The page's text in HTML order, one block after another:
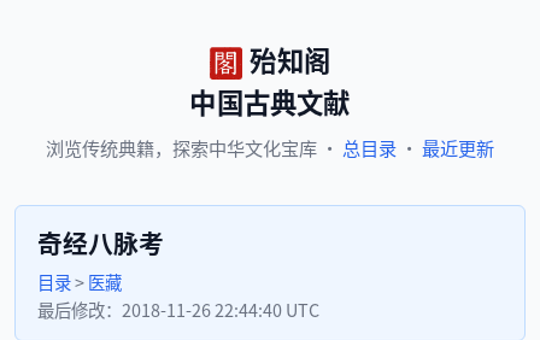
殆知阁
中国古典文献
浏览传统典籍， 探索中华文化宝库 · 总目录 · 最近更新
奇经八脉考
目录>医藏
最后修改： 2018-11-26 22:44:40 UTC